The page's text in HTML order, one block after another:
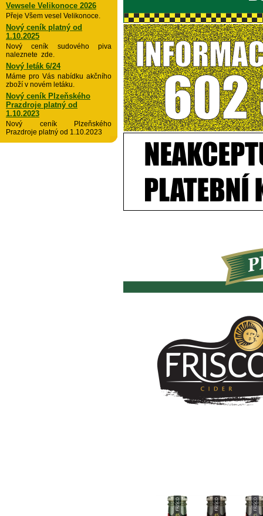
Vewsele Velikonoce 2026
Přeje Všem vesel Velikonoce.
Nový ceník platný od
1.10.2025
Nový ceník sudového piva
naleznete zde.
Nový leták 6/24
Máme pro Vás nabídku akčního
zboží v novém letáku.
Nový ceník Plzeňského
Prazdroje platný od
1.10.2023
Nový ceník Plzeňského
Prazdroje platný od 1.10.2023